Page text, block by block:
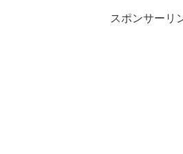
スポンサーリ